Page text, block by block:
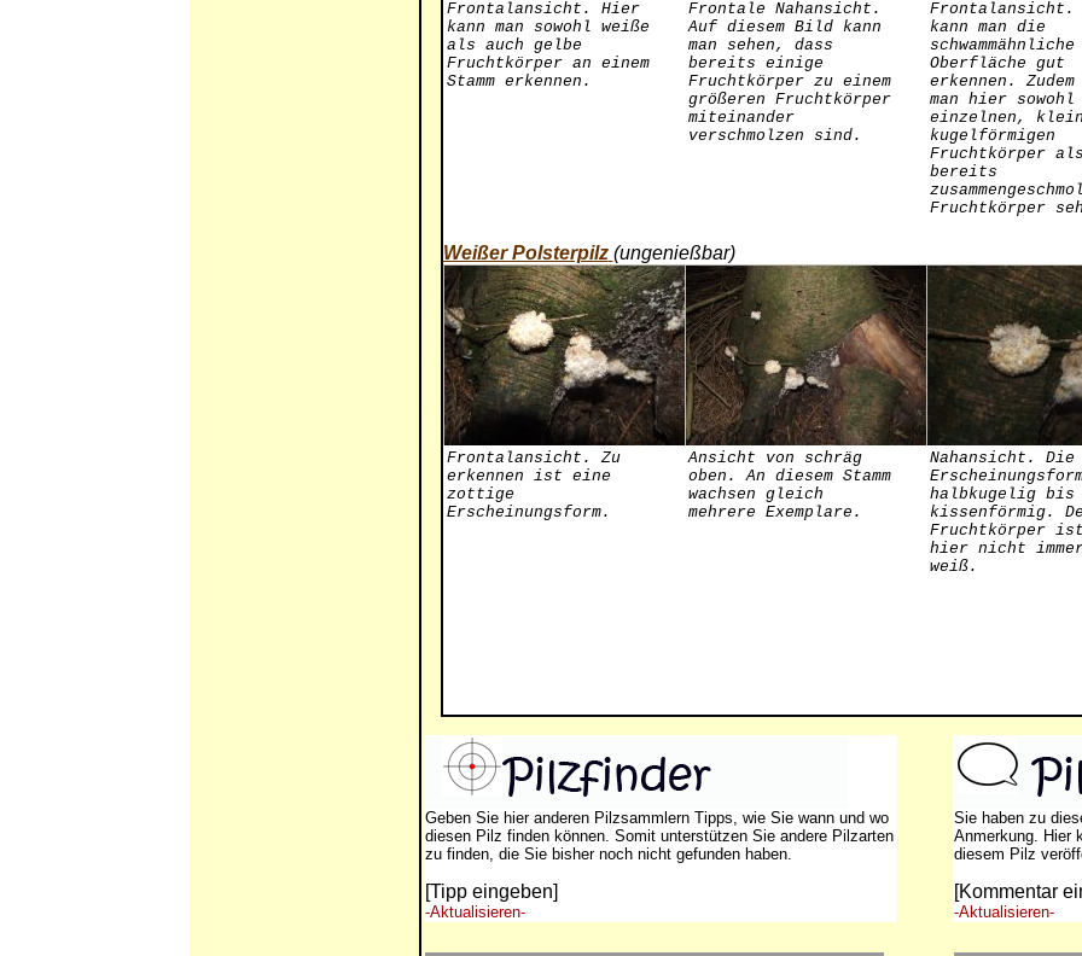
Frontalansicht. Hier
kann man sowohl weiße
als auch gelbe
Fruchtkörper an einem
Stamm erkennen.
Frontale Nahansicht.
Auf diesem Bild kann
man sehen, dass
bereits einige
Fruchtkörper zu einem
größeren Fruchtkörper
miteinander
verschmolzen sind.
Frontalansicht.
kann man die
schwammähnliche
Oberfläche gut
erkennen. Zudem
man hier
einzelnen,
kugelförmigen
Fruchtkörper
bereits
Fruchtkörper
Weißer Polsterpilz (ungenießbar)
Frontalansicht. Zu
erkennen ist eine
zottige
Erscheinungsform.
Ansicht von schräg
oben. An diesem Stamm
wachsen gleich
mehrere Exemplare.
Nahansicht. Die
halbkugelig bis
kissenförmig.
Fruchtkörper
hier nicht
weiß.
Geben Sie hier anderen Pilzsammlern Tipps, wie Sie wann und wo
diesen Pilz finden können. Somit unterstützen Sie andere Pilzarten
zu finden, die Sie bisher noch nicht gefunden haben.
[Tipp eingeben]
-Aktualisieren-
Sie haben zu
Anmerkung. Hier
diesem Pilz
[Kommentar
-Aktualisieren-